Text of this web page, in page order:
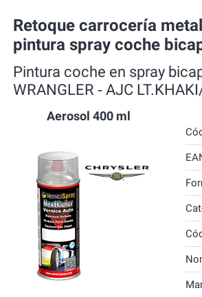
Retoque carrocería
pintura spray coche
Pintura coche en spray
WRANGLER ‐ AJC
Aerosol 400 ml